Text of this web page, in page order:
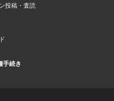
投稿・査読
手続き